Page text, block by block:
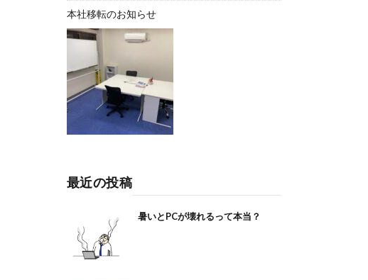
本社移転のお知らせ
最近の投稿
暑いとPCが壊れるって本当？